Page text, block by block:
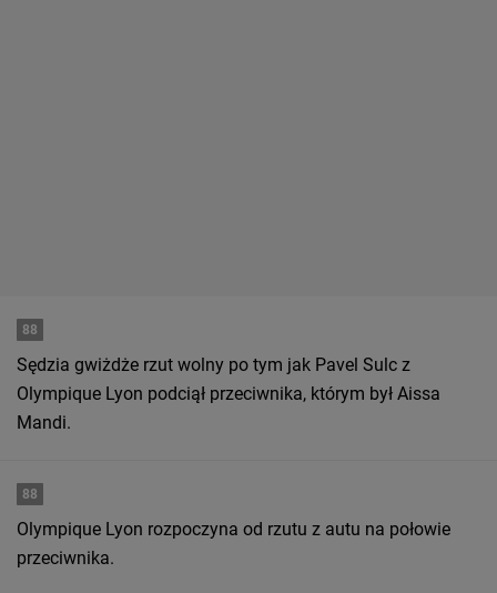
88
Sędzia gwiżdże rzut wolny po tym jak Pavel Sulc z
Olympique Lyon podciął przeciwnika, którym był Aissa
Mandi.
88
Olympique Lyon rozpoczyna od rzutu z autu na połowie
przeciwnika.